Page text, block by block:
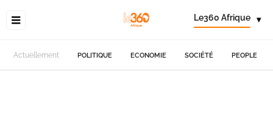
Le360 Afrique ▾
Actuellement POLITIQUE ECONOMIE SOCIÉTÉ PEOPLE